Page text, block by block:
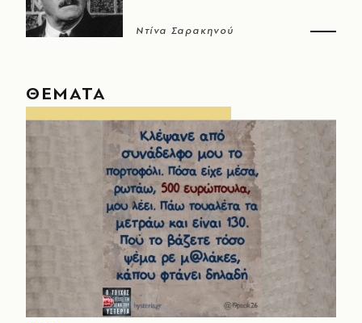
Ντίνα Σαρακηνού
ΘΕΜΑΤΑ